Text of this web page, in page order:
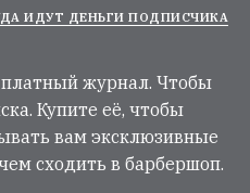
ИДУТ ДЕНЬГИ ПОДПИСЧИКА
платный журнал. Чтобы
Купите её, чтобы
вам эксклюзивные
сходить в барбершоп.